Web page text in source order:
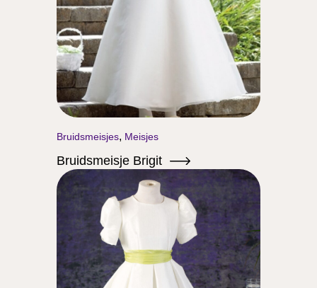
Bruidsmeisjes, Meisjes
Bruidsmeisje Brigit